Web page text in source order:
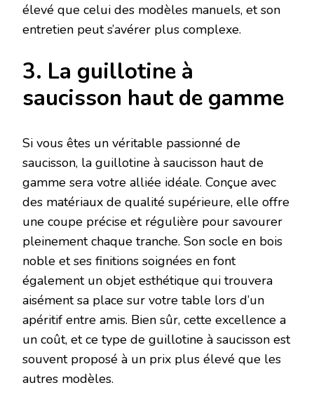
élevé que celui des modèles manuels, et son
entretien peut s’avérer plus complexe.
3. La guillotine à
saucisson haut de gamme
Si vous êtes un véritable passionné de
saucisson, la guillotine à saucisson haut de
gamme sera votre alliée idéale. Conçue avec
des matériaux de qualité supérieure, elle offre
une coupe précise et régulière pour savourer
pleinement chaque tranche. Son socle en bois
noble et ses finitions soignées en font
également un objet esthétique qui trouvera
aisément sa place sur votre table lors d’un
apéritif entre amis. Bien sûr, cette excellence a
un coût, et ce type de guillotine à saucisson est
souvent proposé à un prix plus élevé que les
autres modèles.